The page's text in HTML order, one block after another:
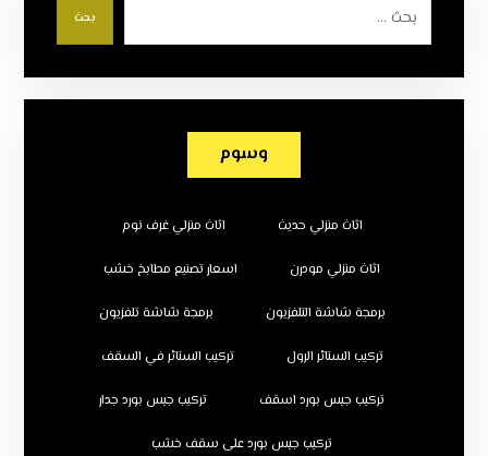
بحث
وسوم
اثاث منزلي حديث اثاث منزلي غرف نوم
اثاث منزلي مودرن اسعار تصنيع مطابخ خشب
برمجة شاشة التلفزيون برمجة شاشة تلفزيون
تركيب الستائر الرول تركيب الستائر في السقف
تركيب جبس بورد اسقف تركيب جبس بورد جدار
تركيب جبس بورد على سقف خشب